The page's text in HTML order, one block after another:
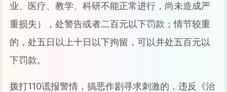
业、医疗、教学、科研不能正常进行，尚未造成严
重损失），处警告或者二百元以下罚款；情节较重
的，处五日以上十日以下拘留，可以并处五百元以
下罚款。
拨打110谎报警情，搞恶作剧寻求刺激的，违反《治